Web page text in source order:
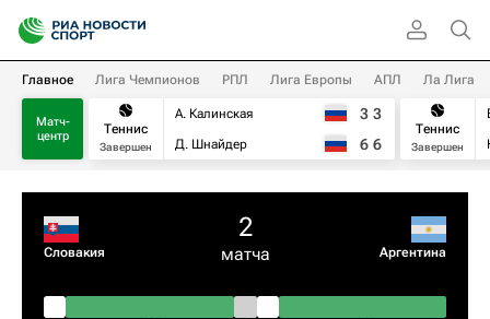
Главное Лига Чемпионов РПЛ Лига Европы АПЛ Ла Лига
Матч-
центр
Теннис
Завершен
А. Калинская
Д. Шнайдер
3 3
6 6
Теннис
Завершен
Словакия
2
матча Аргентина